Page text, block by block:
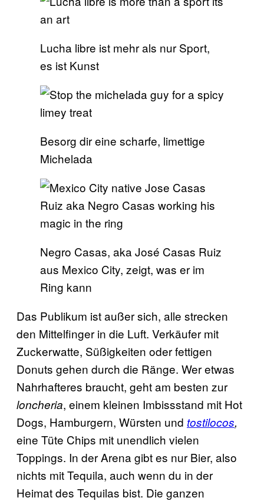
Lucha libre ist mehr als nur Sport,
es ist Kunst
Besorg dir eine scharfe, limettige
Michelada
Negro Casas, aka José Casas Ruiz
aus Mexico City, zeigt, was er im
Ring kann
Das Publikum ist außer sich, alle strecken
den Mittelfinger in die Luft. Verkäufer mit
Zuckerwatte, Süßigkeiten oder fettigen
Donuts gehen durch die Ränge. Wer etwas
Nahrhafteres braucht, geht am besten zur
loncheria, einem kleinen Imbissstand mit Hot
Dogs, Hamburgern, Würsten und tostilocos,
eine Tüte Chips mit unendlich vielen
Toppings. In der Arena gibt es nur Bier, also
nichts mit Tequila, auch wenn du in der
Heimat des Tequilas bist. Die ganzen